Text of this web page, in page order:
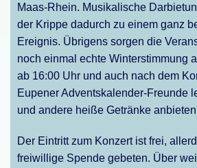
Maas-Rhein. Musikalische
der Krippe dadurch zu einem ganz
Ereignis. Übrigens sorgen die
noch einmal echte Winterstimmung
ab 16:00 Uhr und auch nach dem
Eupener Adventskalender-Freunde
und andere heiße Getränke
Der Eintritt zum Konzert ist frei,
freiwillige Spende gebeten. Über